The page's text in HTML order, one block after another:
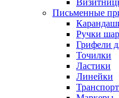
Письменные
Ручки
Грифели
Точилки
Ластики
Линейки